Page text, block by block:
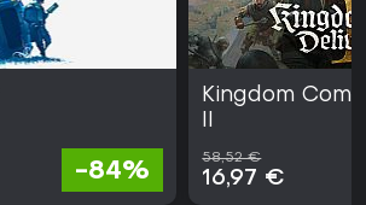
-84%
Kingdom
58,52 €
16,97 €